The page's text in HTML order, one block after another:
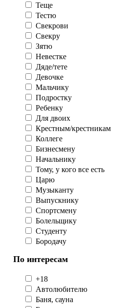
Теще
Тестю
Свекрови
Свекру
Зятю
Невестке
Дяде/тете
Девочке
Мальчику
Подростку
Ребенку
Для двоих
Крестным/крестникам
Коллеге
Бизнесмену
Начальнику
Тому, у кого все есть
Царю
Музыканту
Выпускнику
Спортсмену
Болельщику
Студенту
Бородачу
По интересам
+18
Автолюбителю
Баня, сауна